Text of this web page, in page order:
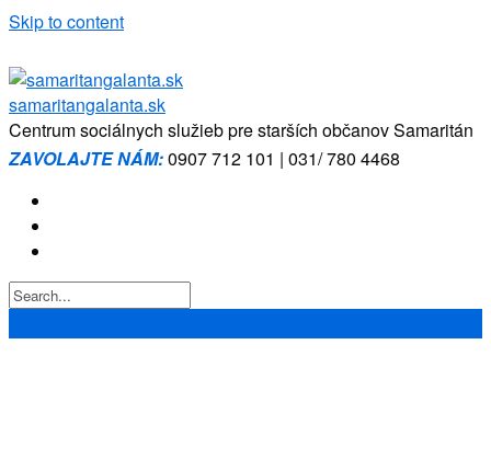
Skip to content
samaritangalanta.sk
Centrum sociálnych služieb pre starších občanov Samaritán
ZAVOLAJTE NÁM:0907 712 101 | 031/ 780 4468